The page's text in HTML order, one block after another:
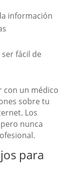
información
fácil de
con un médico
sobre tu
Los
nunca
para